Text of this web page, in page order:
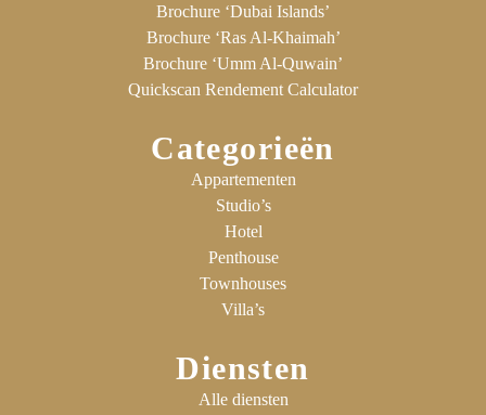
Brochure ‘Dubai Islands’
Brochure ‘Ras Al-Khaimah’
Brochure ‘Umm Al-Quwain’
Quickscan Rendement Calculator
Categorieën
Appartementen
Studio’s
Hotel
Penthouse
Townhouses
Villa’s
Diensten
Alle diensten